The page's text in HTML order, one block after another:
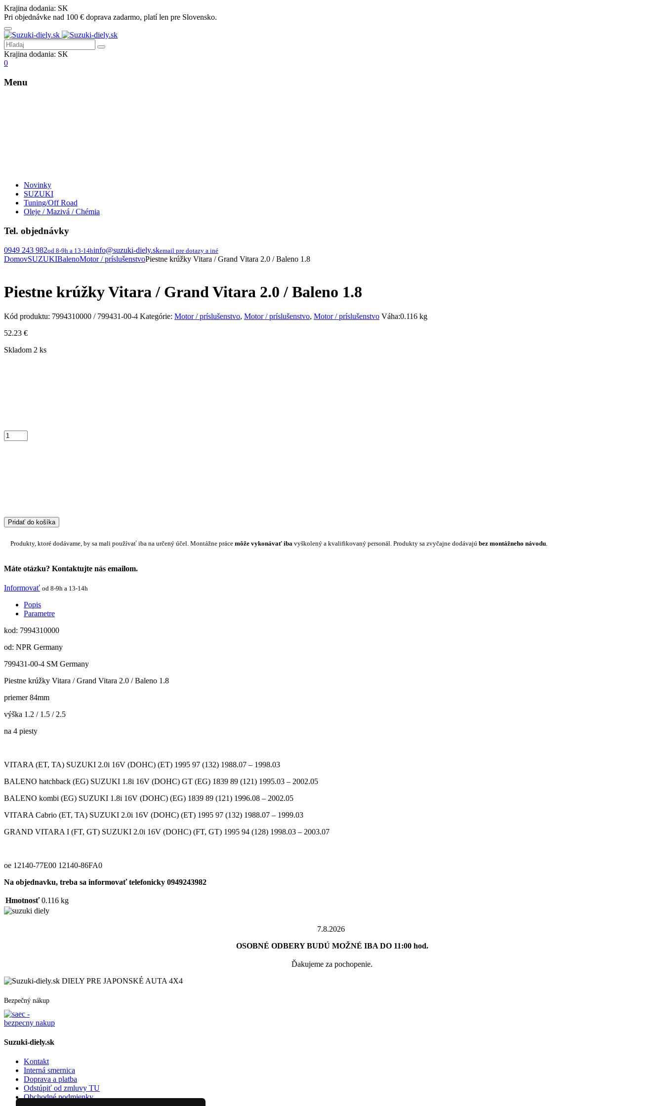
Krajina dodania: SK
Pri objednávke nad 100 € doprava zadarmo, platí len pre Slovensko.
Krajina dodania: SK
0
Menu
Novinky
SUZUKI
Tuning/Off Road
Oleje / Mazivá / Chémia
Tel. objednávky
0949 243 982od 8-9h a 13-14hinfo@suzuki-diely.skemail pre dotazy a iné
DomovSUZUKIBalenoMotor / príslušenstvoPiestne krúžky Vitara / Grand Vitara 2.0 / Baleno 1.8
Piestne krúžky Vitara / Grand Vitara 2.0 / Baleno 1.8
Kód produktu: 7994310000 / 799431-00-4 Kategórie: Motor / príslušenstvo, Motor / príslušenstvo, Motor / príslušenstvo Váha:0.116 kg
52.23 €
Skladom 2 ks
Pridať do košíka
Produkty, ktoré dodávame, by sa mali používať iba na určený účel. Montážne práce môže vykonávať iba vyškolený a kvalifikovaný personál. Produkty sa zvyčajne dodávajú bez montážneho návodu
Máte otázku? Kontaktujte nás emailom.
Informovať od 8-9h a 13-14h
Popis
Parametre
kod: 7994310000
od: NPR Germany
799431-00-4 SM Germany
Piestne krúžky Vitara / Grand Vitara 2.0 / Baleno 1.8
priemer 84mm
výška 1.2 / 1.5 / 2.5
na 4 piesty
VITARA (ET, TA) SUZUKI 2.0i 16V (DOHC) (ET) 1995 97 (132) 1988.07 – 1998.03
BALENO hatchback (EG) SUZUKI 1.8i 16V (DOHC) GT (EG) 1839 89 (121) 1995.03 – 2002.05
BALENO kombi (EG) SUZUKI 1.8i 16V (DOHC) (EG) 1839 89 (121) 1996.08 – 2002.05
VITARA Cabrio (ET, TA) SUZUKI 2.0i 16V (DOHC) (ET) 1995 97 (132) 1988.07 – 1999.03
GRAND VITARA I (FT, GT) SUZUKI 2.0i 16V (DOHC) (FT, GT) 1995 94 (128) 1998.03 – 2003.07
oe 12140-77E00 12140-86FA0
Na objednavku, treba sa informovať telefonicky 0949243982
Hmotnosť 0.116 kg
7.8.2026
OSOBNÉ ODBERY BUDÚ MOŽNÉ IBA DO 11:00 hod.
Ďakujeme za pochopenie.
DIELY PRE JAPONSKÉ AUTA 4X4
Bezpečný nákup
Suzuki-diely.sk
Kontakt
Interná smernica
Doprava a platba
Odstúpiť od zmluvy TU
Obchodné podmienky